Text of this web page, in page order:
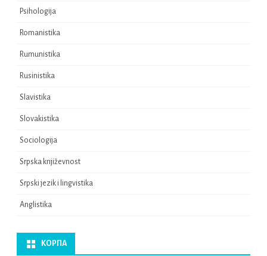
Psihologijа
Romanistikа
Rumunistikа
Rusinistikа
Slavistikа
Slovakistikа
Sociologijа
Srpska književnost
Srpski jezik i lingvistikа
Аnglistika
КОРПА